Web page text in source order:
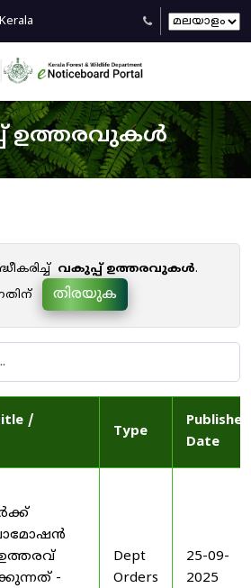
ഉത്തരവുകൾ
വകുപ്പ് ഉത്തരവുകൾ.
തിരയുക
/
Type
Published
Date
-
Dept
Orders
25-09-
2025